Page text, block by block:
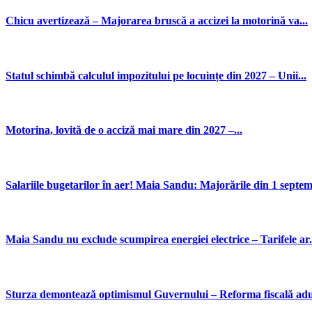
Chicu avertizează – Majorarea bruscă a accizei la motorină va...
Statul schimbă calculul impozitului pe locuințe din 2027 – Unii...
Motorina, lovită de o acciză mai mare din 2027 –...
Salariile bugetarilor în aer! Maia Sandu: Majorările din 1
Maia Sandu nu exclude scumpirea energiei electrice – Tarifele
Sturza demontează optimismul Guvernului – Reforma fiscală